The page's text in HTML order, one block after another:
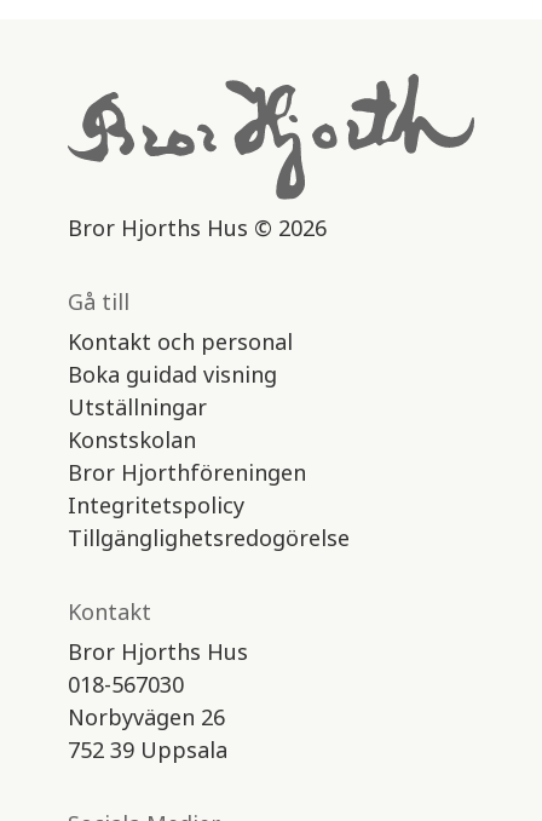
Bror Hjorths Hus © 2026
Gå till
Kontakt och personal
Boka guidad visning
Utställningar
Konstskolan
Bror Hjorthföreningen
Integritetspolicy
Tillgänglighetsredogörelse
Kontakt
Bror Hjorths Hus
018-567030
Norbyvägen 26
752 39 Uppsala